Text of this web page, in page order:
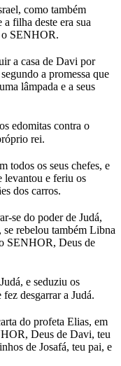
como também
filha deste era sua
o SENHOR.
a casa de Davi por
a promessa que
lâmpada e a seus
edomitas contra o
rei.
todos os seus chefes, e
levantou e feriu os
dos carros.
se do poder de Judá,
se rebelou também Libna
SENHOR, Deus de
e seduziu os
desgarrar a Judá.
do profeta Elias, em
Deus de Davi, teu
de Josafá, teu pai, e